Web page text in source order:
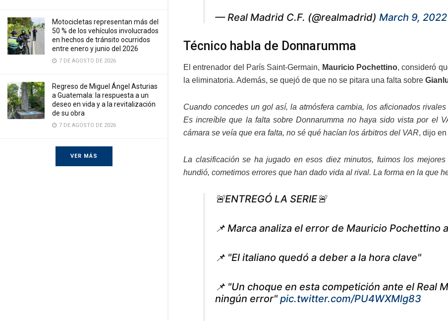
Motocicletas representan más del
50 % de los vehículos involucrados
en hechos de tránsito ocurridos
entre enero y junio del 2026
7 DE AGOSTO DE 2026
Regreso de Miguel Ángel Asturias
a Guatemala: la respuesta a un
deseo en vida y a la revitalización
de su obra
7 DE AGOSTO DE 2026
VER MÁS
— Real Madrid C.F. (@realmadrid) March 9, 2022
Técnico habla de Donnarumma
El entrenador del París Saint-Germain, Mauricio Pochettino, consideró
la eliminatoria. Además, se quejó de que no se pitara una falta sobre
Cuando concedes un gol así, la atmósfera cambia, los aficionados
Es increíble que la falta sobre Donnarumma no haya sido vista por el
cámara se veía que era falta, no sé qué hacían los árbitros del VAR, dijo
La clasificación se ha jugado en esos diez minutos, fuimos los
hundió, cometimos errores que han dado vida al rival. La forma en la que
🚨ENTREGÓ LA SERIE🚨
📌 Marca analiza el error de Mauricio Pochettino
📌 "El italiano quedó a deber a la hora clave"
📌 "Un choque en esta competición ante el Real
ningún error" pic.twitter.com/PU4WXMlg83